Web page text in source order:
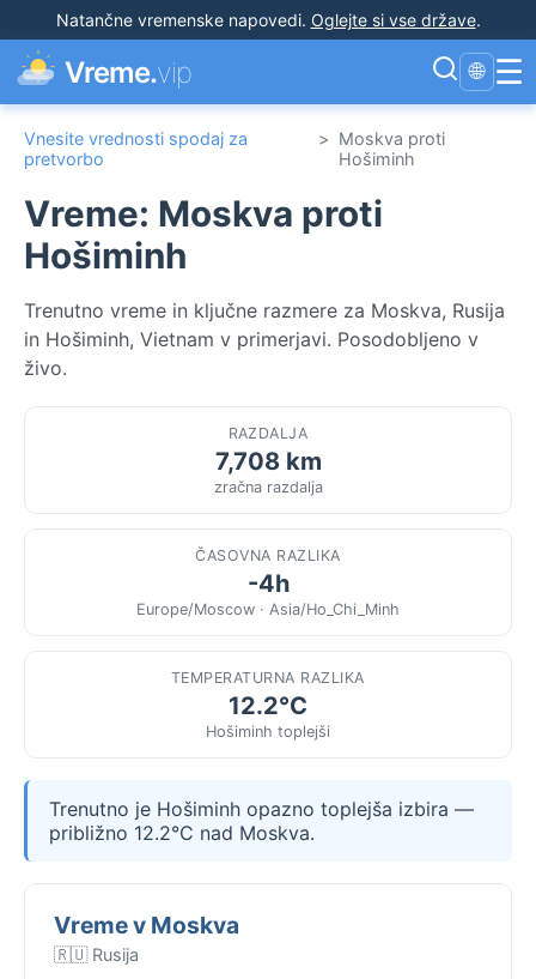
Natančne vremenske napovedi. Oglejte si vse države.
Vreme.vip 🌐 ☰
Vnesite vrednosti spodaj za
pretvorbo
> Moskva proti
Hošiminh
Vreme: Moskva proti
Hošiminh
Trenutno vreme in ključne razmere za Moskva, Rusija
in Hošiminh, Vietnam v primerjavi. Posodobljeno v
živo.
RAZDALJA
7,708 km
zračna razdalja
ČASOVNA RAZLIKA
-4h
Europe/Moscow · Asia/Ho_Chi_Minh
TEMPERATURNA RAZLIKA
12.2°C
Hošiminh toplejši
Trenutno je Hošiminh opazno toplejša izbira —
približno 12.2°C nad Moskva.
Vreme v Moskva
🇷🇺 Rusija